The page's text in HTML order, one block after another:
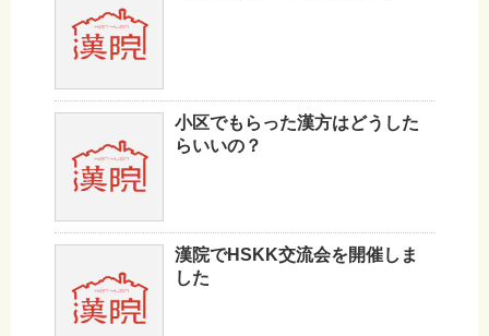
小区でもらった漢方はどうした
らいいの？
漢院でHSKK交流会を開催しま
した